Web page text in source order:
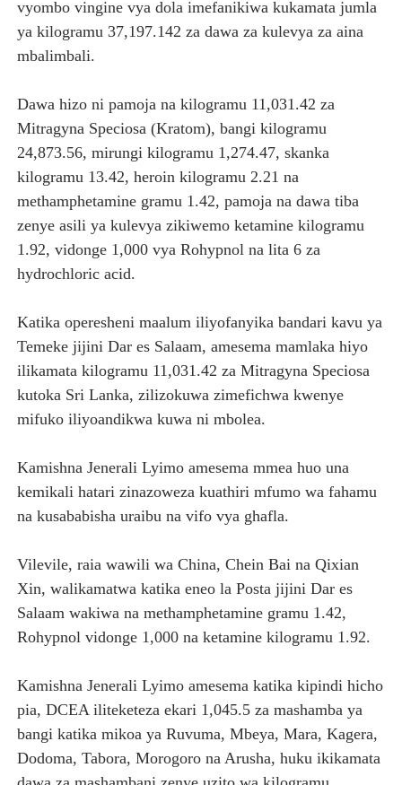
vyombo vingine vya dola imefanikiwa kukamata jumla
ya kilogramu 37,197.142 za dawa za kulevya za aina
mbalimbali.
Dawa hizo ni pamoja na kilogramu 11,031.42 za
Mitragyna Speciosa (Kratom), bangi kilogramu
24,873.56, mirungi kilogramu 1,274.47, skanka
kilogramu 13.42, heroin kilogramu 2.21 na
methamphetamine gramu 1.42, pamoja na dawa tiba
zenye asili ya kulevya zikiwemo ketamine kilogramu
1.92, vidonge 1,000 vya Rohypnol na lita 6 za
hydrochloric acid.
Katika operesheni maalum iliyofanyika bandari kavu ya
Temeke jijini Dar es Salaam, amesema mamlaka hiyo
ilikamata kilogramu 11,031.42 za Mitragyna Speciosa
kutoka Sri Lanka, zilizokuwa zimefichwa kwenye
mifuko iliyoandikwa kuwa ni mbolea.
Kamishna Jenerali Lyimo amesema mmea huo una
kemikali hatari zinazoweza kuathiri mfumo wa fahamu
na kusababisha uraibu na vifo vya ghafla.
Vilevile, raia wawili wa China, Chein Bai na Qixian
Xin, walikamatwa katika eneo la Posta jijini Dar es
Salaam wakiwa na methamphetamine gramu 1.42,
Rohypnol vidonge 1,000 na ketamine kilogramu 1.92.
Kamishna Jenerali Lyimo amesema katika kipindi hicho
pia, DCEA iliteketeza ekari 1,045.5 za mashamba ya
bangi katika mikoa ya Ruvuma, Mbeya, Mara, Kagera,
Dodoma, Tabora, Morogoro na Arusha, huku ikikamata